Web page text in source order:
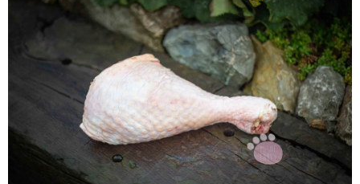
hviezdičiek.